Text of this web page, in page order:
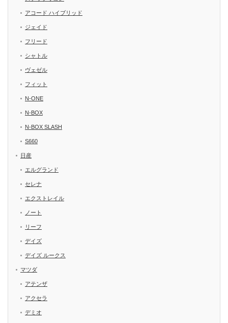
アコード ハイブリッド
ジェイド
フリード
シャトル
ヴェゼル
フィット
N-ONE
N-BOX
N-BOX SLASH
S660
日産
エルグランド
セレナ
エクストレイル
ノート
リーフ
デイズ
デイズ ルークス
マツダ
アテンザ
アクセラ
デミオ